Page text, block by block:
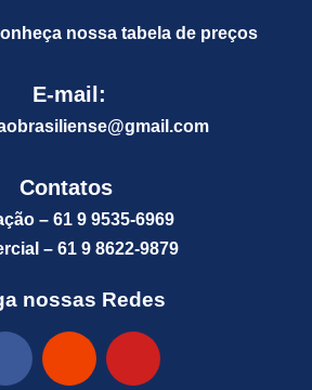
nossa tabela de preços
E-mail:
ail.com
Contatos
– 61 9 9535-6969
– 61 9 8622-9879
nossas Redes